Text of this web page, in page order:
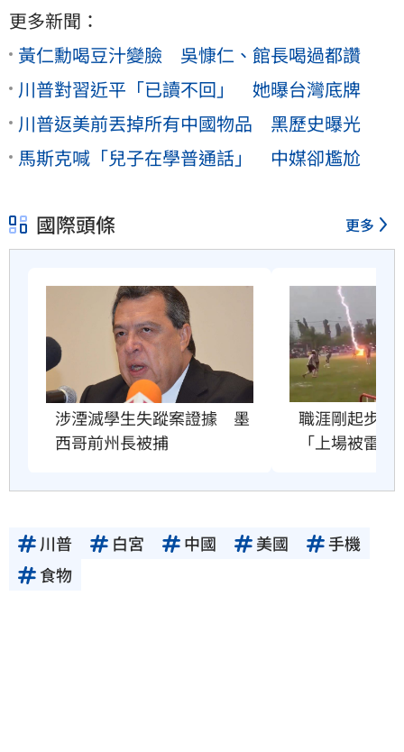
更多新聞：
黃仁勳喝豆汁變臉 吳慷仁、館長喝過都讚
川普對習近平「已讀不回」 她曝台灣底牌
川普返美前丟掉所有中國物品 黑歷史曝光
馬斯克喊「兒子在學普通話」 中媒卻尷尬
國際頭條 更多
涉湮滅學生失蹤案證據　墨
西哥前州長被捕
職涯剛起步　
「上場被雷劈
川普 白宮 中國 美國
手機
食物